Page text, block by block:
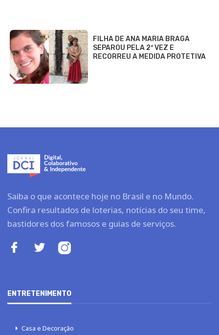
FILHA DE ANA MARIA BRAGA
SEPAROU PELA 2ª VEZ E
RECORREU A MEDIDA PROTETIVA
Saiba o que acontece hoje no Brasil e no Mundo.
Confira resultados de loterias, notícias do seu time,
bastidores dos famosos e guias de serviços.
ENTRETENIMENTO
Casa e Decoração